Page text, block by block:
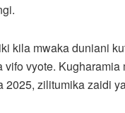
kila mwaka duniani
vyote.
zilitumika zaidi